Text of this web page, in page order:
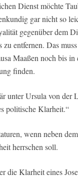
Dienst möchte
gar nicht so
gegenüber dem
entfernen. Das
Maaßen noch bis in
finden.
unter Ursula von der
politische Klarheit.“
wenn neben
herrschen soll.
die Klarheit eines